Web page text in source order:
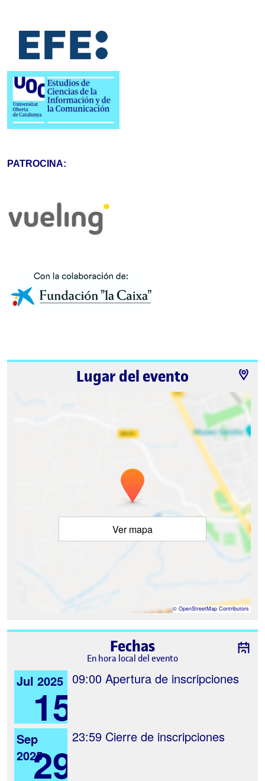
PATROCINA:
Lugar del evento
Ver mapa
© OpenStreetMap Contributors
Fechas
En hora local del evento
Jul 2025
15
09:00 Apertura de inscripciones
Sep
202529
23:59 Cierre de inscripciones